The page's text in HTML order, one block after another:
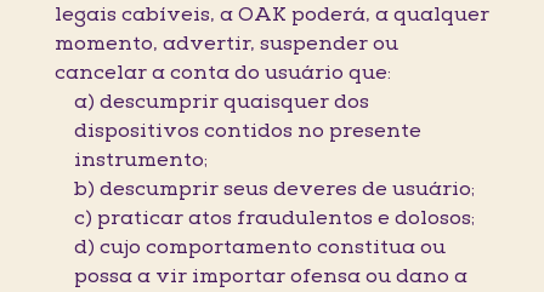
legais cabíveis, a OAK poderá, a qualquer
momento, advertir, suspender ou
cancelar a conta do usuário que:
a) descumprir quaisquer dos
dispositivos contidos no presente
instrumento;
b) descumprir seus deveres de usuário;
c) praticar atos fraudulentos e dolosos;
d) cujo comportamento constitua ou
possa a vir importar ofensa ou dano a